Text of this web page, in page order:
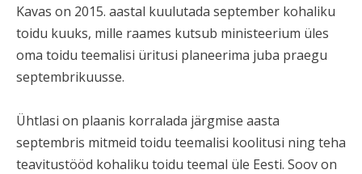
Kavas on 2015. aastal kuulutada september kohaliku
toidu kuuks, mille raames kutsub ministeerium üles
oma toidu teemalisi üritusi planeerima juba praegu
septembrikuusse.
Ühtlasi on plaanis korralada järgmise aasta
septembris mitmeid toidu teemalisi koolitusi ning teha
teavitustööd kohaliku toidu teemal üle Eesti. Soov on